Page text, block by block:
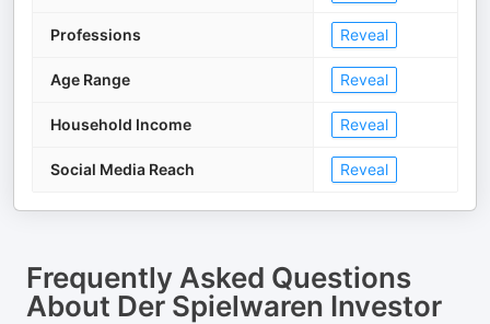
Professions Reveal
Age Range Reveal
Household Income Reveal
Social Media Reach Reveal
Frequently Asked Questions
About Der Spielwaren Investor